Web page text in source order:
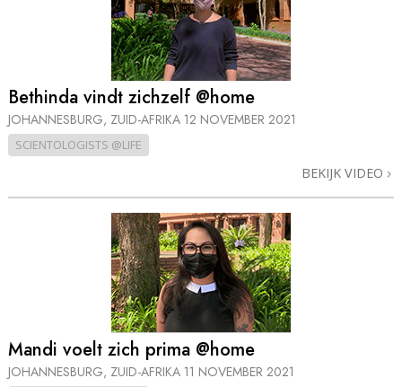
Bethinda vindt zichzelf @home
JOHANNESBURG, ZUID-AFRIKA 12 NOVEMBER 2021
SCIENTOLOGISTS @LIFE
BEKIJK VIDEO
Mandi voelt zich prima @home
JOHANNESBURG, ZUID-AFRIKA 11 NOVEMBER 2021